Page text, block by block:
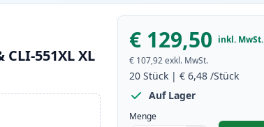
CLI-551XL XL
€ 129,50 inkl. MwSt.
€ 107,92 exkl. MwSt.
20 Stück |€ 6,48 /Stück
Auf Lager
Menge